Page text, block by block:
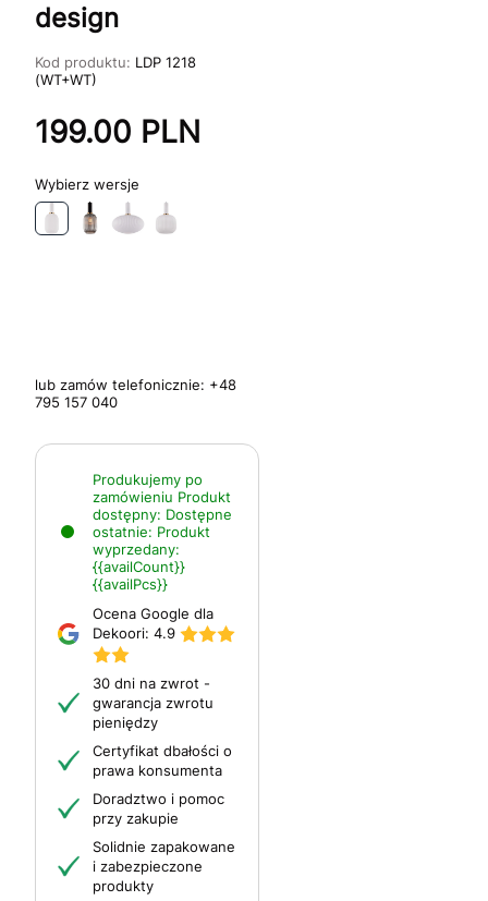
design
Kod produktu: LDP 1218
(WT+WT)
199.00 PLN
wersje
lub zamów telefonicznie: +48
795 157 040
Produkujemy po
zamówieniu Produkt
dostępny: Dostępne
ostatnie: Produkt
wyprzedany:
{{availCount}}
{{availPcs}}
Ocena Google dla
Dekoori: 4.9
30 dni na zwrot -
gwarancja zwrotu
pieniędzy
Certyfikat dbałości o
prawa konsumenta
Doradztwo i pomoc
przy zakupie
Solidnie zapakowane
i zabezpieczone
produkty